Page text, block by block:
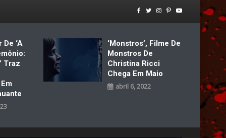
De ‘A
Traz
‘Monstros’, Filme De
Monstros De
Christina Ricci
Chega Em Maio
abril 6, 2022